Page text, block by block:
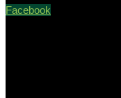
Facebook